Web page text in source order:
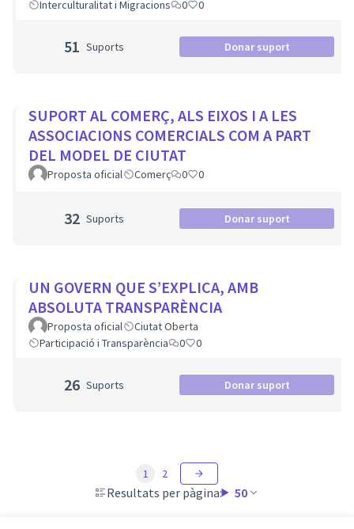
Interculturalitat i Migracions
0 0
51 Suports Donar suport
SUPORT AL COMERÇ, ALS EIXOS I A LES
ASSOCIACIONS COMERCIALS COM A PART
DEL MODEL DE CIUTAT
Proposta oficial Comerç 0 0
32 Suports Donar suport
UN GOVERN QUE S’EXPLICA, AMB
ABSOLUTA TRANSPARÈNCIA
Proposta oficial
Ciutat Oberta
Participació i Transparència
0 0
26 Suports Donar suport
Resultats per pàgina: 50
1 2